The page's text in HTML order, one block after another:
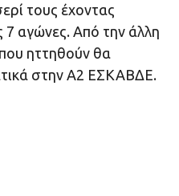
τους έχοντας
7 αγώνες. Από την άλλη
ηττηθούν θα
στην Α2 ΕΣΚΑΒΔΕ.